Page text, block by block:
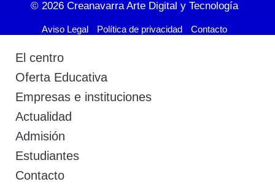
© 2026 Creanavarra Arte Digital y Tecnología
Aviso Legal Política de privacidad Contacto
El centro
Oferta Educativa
Empresas e instituciones
Actualidad
Admisión
Estudiantes
Contacto